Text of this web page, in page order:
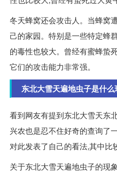
冬天蜂窝还会攻击人。当蜂窝
己的家园。特别是一些特定蜂
的毒性也较大。曾经有蜜蜂蛰
它们的攻击能力非常强。
东北大雪天遍地虫子是什么
看到网友有提到东北大雪天东
兴农也是忍不住好奇的查询了
对此发表了自己的看法,其中比
关于东北大雪天遍地虫子的现